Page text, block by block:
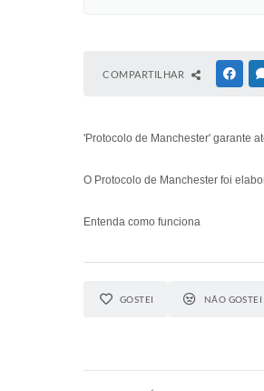
COMPARTILHAR
'Protocolo de Manchester' garante
O Protocolo de Manchester foi
Entenda como funciona
GOSTEI NÃO GOSTEI